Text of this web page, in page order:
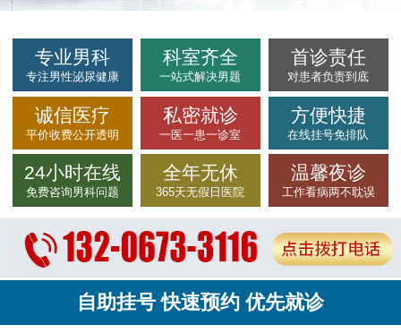
专业男科
专注男性泌尿健康
科室齐全
一站式解决男题
首诊责任
对患者负责到底
诚信医疗
平价收费公开透明
私密就诊
一医一患一诊室
方便快捷
在线挂号免排队
24小时在线
免费咨询男科问题
全年无休
365天无假日医院
温馨夜诊
工作看病两不耽误
自助挂号 快速预约 优先就诊